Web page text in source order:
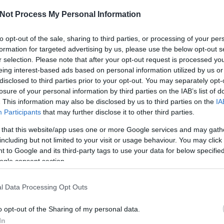
Process My Personal Information
opt-out of the sale, sharing to third parties, or processing of your
for targeted advertising by us, please use the below opt-out
selection. Please note that after your opt-out request is processed
interest-based ads based on personal information utilized by us
to third parties prior to your opt-out. You may separately
of your personal information by third parties on the IAB’s list of
This information may also be disclosed by us to third parties on the
Participants that may further disclose it to other third parties.
that this website/app uses one or more Google services and may
but not limited to your visit or usage behaviour. You may
to Google and its third-party tags to use your data for below
consent section.
Data Processing Opt Outs
opt-out of the Sharing of my personal data.
bár a következő bicikli'túra' tervezett időpontja
magasságában kiderült, hogy ez valójában július
nem estünk a hirtelen jött időpont okán, hiszen a
bennünket, hogy már akkor tervezgettük,
Így hát könnyedén előrántottunk egy elképzelt
vége nincs, de van pár kijelölt pont, ameddig
eljutni.
A